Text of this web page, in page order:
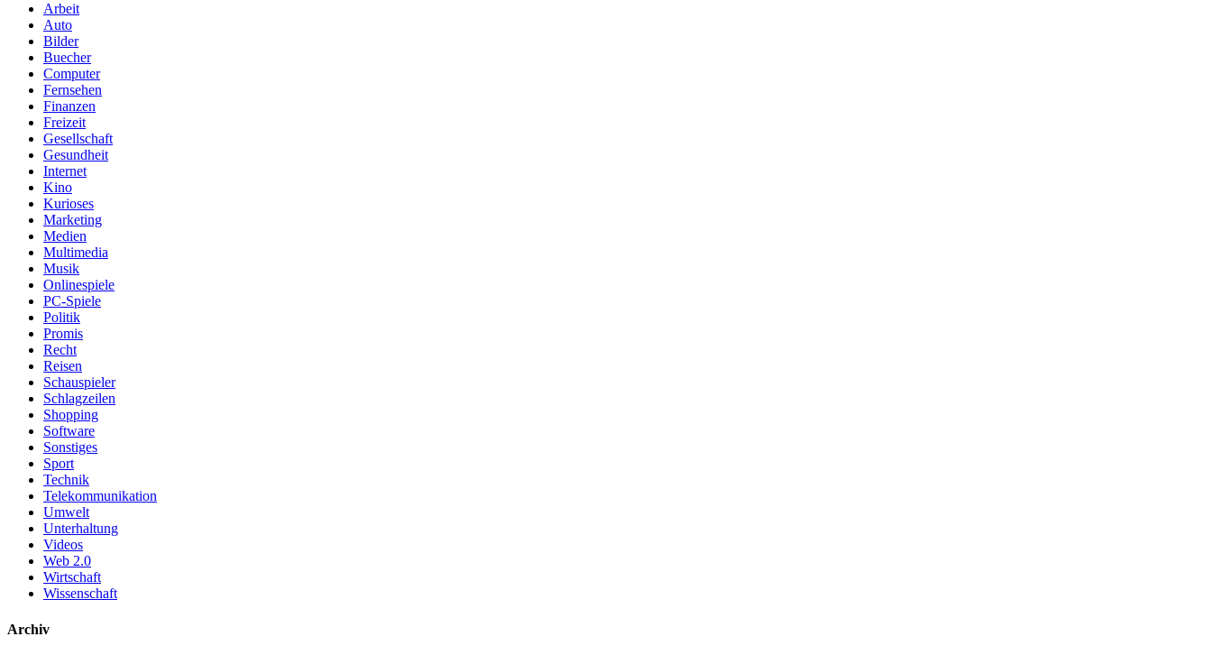
Arbeit
Auto
Bilder
Buecher
Computer
Fernsehen
Finanzen
Freizeit
Gesellschaft
Gesundheit
Internet
Kino
Kurioses
Marketing
Medien
Multimedia
Musik
Onlinespiele
PC-Spiele
Politik
Promis
Recht
Reisen
Schauspieler
Schlagzeilen
Shopping
Software
Sonstiges
Sport
Technik
Telekommunikation
Umwelt
Unterhaltung
Videos
Web 2.0
Wirtschaft
Wissenschaft
Archiv